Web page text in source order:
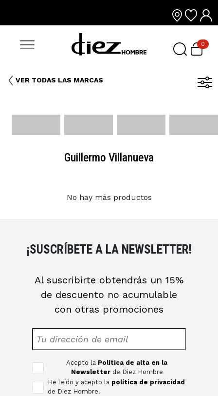
0
VER TODAS LAS MARCAS
Guillermo Villanueva
No hay más productos
¡SUSCRÍBETE A LA NEWSLETTER!
Al suscribirte obtendrás un 15%
de descuento no acumulable
con otras promociones
Acepto la Política de alta en la
Newsletter de Diez Hombre
He leído y acepto la política de privacidad
de Diez Hombre.